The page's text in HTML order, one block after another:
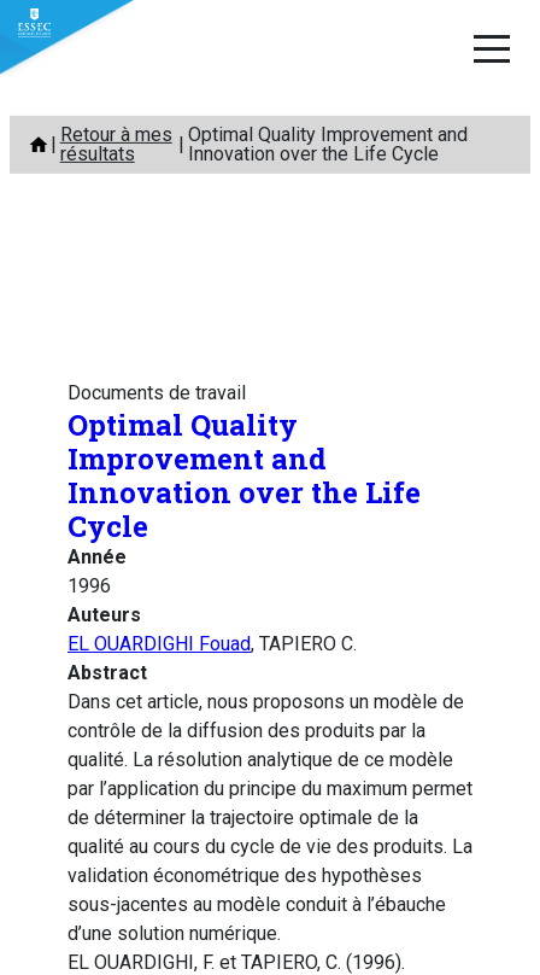
Aller
contenu
Retour à mes
résultats
Optimal Quality Improvement and
Innovation over the Life Cycle
Documents de travail
Optimal Quality
Improvement and
Innovation over the Life
Cycle
Année
1996
Auteurs
EL OUARDIGHI Fouad, TAPIERO C.
Abstract
Dans cet article, nous proposons un modèle de
contrôle de la diffusion des produits par la
qualité. La résolution analytique de ce modèle
par l’application du principe du maximum permet
de déterminer la trajectoire optimale de la
qualité au cours du cycle de vie des produits. La
validation économétrique des hypothèses
sous-jacentes au modèle conduit à l’ébauche
d’une solution numérique.
EL OUARDIGHI, F. et TAPIERO, C. (1996).